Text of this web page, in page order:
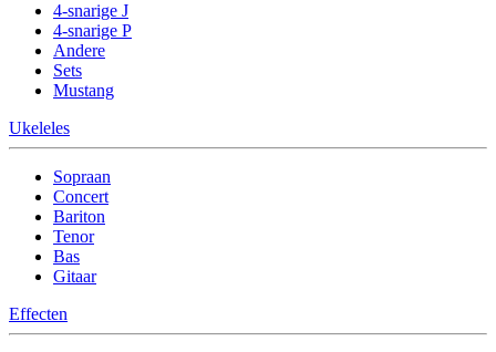
4-snarige J
4-snarige P
Andere
Sets
Mustang
Ukeleles
Sopraan
Concert
Bariton
Tenor
Bas
Gitaar
Effecten